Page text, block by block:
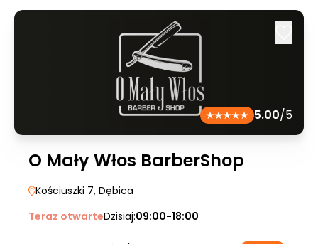
5.00/5
O Mały Włos BarberShop
Kościuszki 7, Dębica
Teraz otwarteDzisiaj:09:00-18:00